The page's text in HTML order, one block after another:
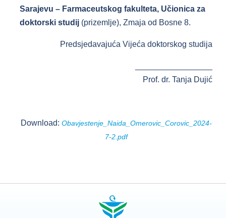
Sarajevu – Farmaceutskog fakulteta, Učionica za
doktorski studij (prizemlje), Zmaja od Bosne 8.
Predsjedavajuća Vijeća doktorskog studija
Prof. dr. Tanja Dujić
Download: Obavjestenje_Naida_Omerovic_Corovic_2024-
7-2.pdf